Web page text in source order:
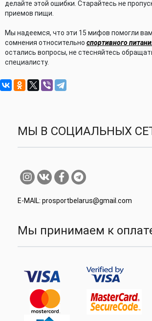
делайте этой ошибки. Старайтесь не
приемов пищи.
Мы надеемся, что эти 15 мифов помогли
сомнения относительно спортивного
остались вопросы, не стесняйтесь
специалисту.
МЫ В СОЦИАЛЬНЫХ
E-MAIL: prosportbelarus@gmail.com
Мы принимаем к